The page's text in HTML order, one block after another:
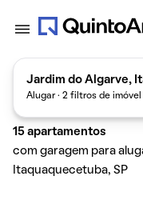
Jardim do Algarve,
Alugar · 2 filtros de imóvel
15 apartamentos
com garagem para
Itaquaquecetuba, SP